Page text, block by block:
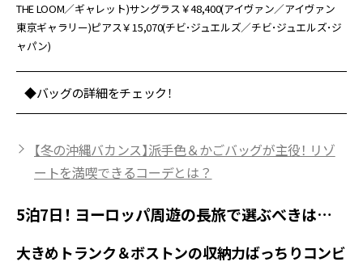
THE LOOM／ギャレット)サングラス￥48,400(アイヴァン／アイヴァン
東京ギャラリー)ピアス￥15,070(チビ･ジュエルズ／チビ･ジュエルズ･ジ
ャパン)
◆バッグの詳細をチェック！
【冬の沖縄バカンス】派手色＆かごバッグが主役！ リゾ
ートを満喫できるコーデとは？
5泊7日！ ヨーロッパ周遊の長旅で選ぶべきは…
大きめトランク＆ボストンの収納力ばっちりコンビ